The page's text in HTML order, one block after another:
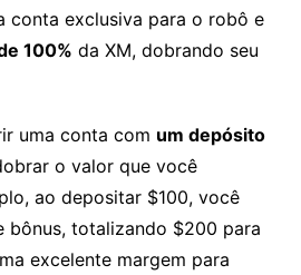
conta exclusiva para o robô e
100% da XM, dobrando seu
uma conta com um depósito
o valor que você
ao depositar $100, você
bônus, totalizando $200 para
excelente margem para